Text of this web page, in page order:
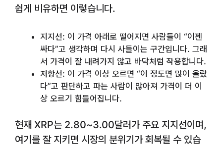
쉽게 비유하면 이렇습니다.
지지선: 이 가격 아래로 떨어지면 사람들이 “이젠
싸다”고 생각하며 다시 사들이는 구간입니다. 그래
서 가격이 잘 내려가지 않고 바닥처럼 작용합니다.
저항선: 이 가격 이상 오르면 “이 정도면 많이 올랐
다”고 판단하고 파는 사람이 많아져 가격이 더 이
상 오르기 힘들어집니다.
현재 XRP는 2.80~3.00달러가 주요 지지선이며,
여기를 잘 지키면 시장의 분위기가 회복될 수 있습